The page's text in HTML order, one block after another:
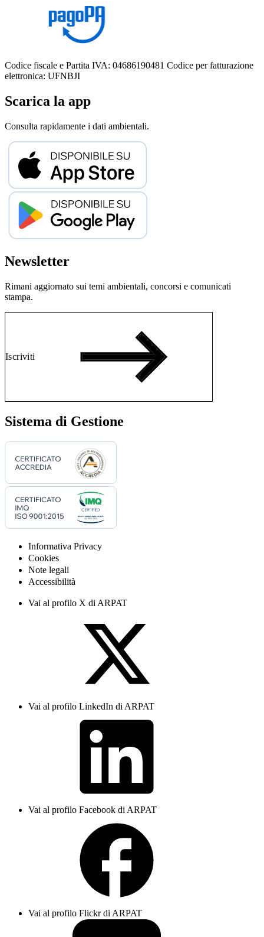
Codice fiscale e Partita IVA: 04686190481 Codice per fatturazione
elettronica: UFNBJI
Scarica la app
Consulta rapidamente i dati ambientali.
Newsletter
Rimani aggiornato sui temi ambientali, concorsi e comunicati
stampa.
Iscriviti
Sistema di Gestione
Informativa Privacy
Cookies
Note legali
Accessibilità
Vai al profilo X di ARPAT
Vai al profilo LinkedIn di ARPAT
Vai al profilo Facebook di ARPAT
Vai al profilo Flickr di ARPAT